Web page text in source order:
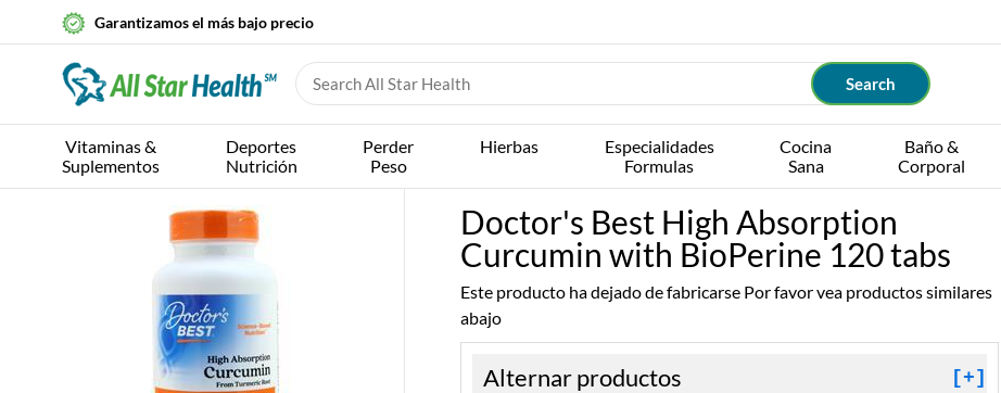
Garantizamos el más bajo precio
Vitaminas &
Suplementos
Deportes
Nutrición
Perder
Peso
Hierbas
Especialidades
Formulas
Cocina
Sana
Baño &
Corporal
Doctor's Best High Absorption
Curcumin with BioPerine 120 tabs
Este producto ha dejado de fabricarse Por favor vea productos similares
abajo
Alternar productos [+]